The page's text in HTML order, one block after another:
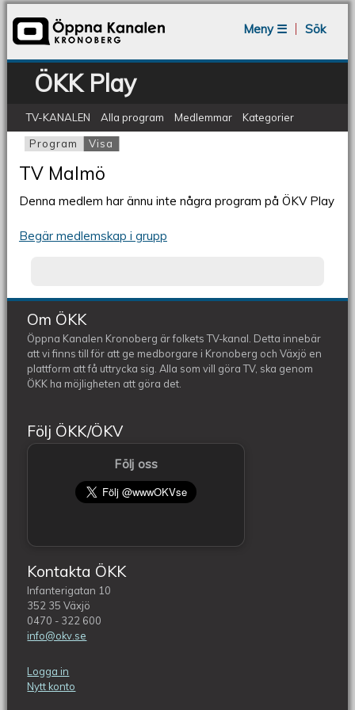
Meny ☰
Sök
ÖKK Play
TV-KANALEN Alla program Medlemmar Kategorier
Primära flikar
Program Visa
TV Malmö
Denna medlem har ännu inte några program på ÖKV Play
Begär medlemskap i grupp
Om ÖKK
Öppna Kanalen Kronoberg är folkets TV-kanal. Detta innebär
att vi finns till för att ge medborgare i Kronoberg och Växjö en
plattform att få uttrycka sig. Alla som vill göra TV, ska genom
ÖKK ha möjligheten att göra det.
Följ ÖKK/ÖKV
Följ oss
Kontakta ÖKK
Infanterigatan 10
352 35 Växjö
0470 - 322 600
info@okv.se
Logga in
Nytt konto